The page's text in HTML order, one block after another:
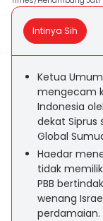
Intinya Sih
Ketua
mengecam
Indonesia
dekat Siprus
Global
Haedar
tidak
PBB
wenang
perdamaian.